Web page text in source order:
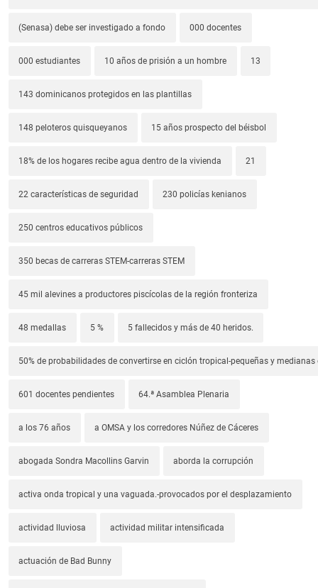
(Senasa) debe ser investigado a fondo 000 docentes
000 estudiantes 10 años de prisión a un hombre 13
143 dominicanos protegidos en las plantillas
148 peloteros quisqueyanos 15 años prospecto del béisbol
18% de los hogares recibe agua dentro de la vivienda 21
22 características de seguridad 230 policías kenianos
250 centros educativos públicos
350 becas de carreras STEM-carreras STEM
45 mil alevines a productores piscícolas de la región fronteriza
48 medallas 5 % 5 fallecidos y más de 40 heridos.
50% de probabilidades de convertirse en ciclón tropical-pequeñas y
601 docentes pendientes 64.ª Asamblea Plenaria
a los 76 años a OMSA y los corredores Núñez de Cáceres
abogada Sondra Macollins Garvin aborda la corrupción
activa onda tropical y una vaguada.-provocados por el desplazamiento
actividad lluviosa actividad militar intensificada
actuación de Bad Bunny